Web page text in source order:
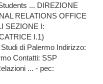
... DIREZIONE
RELATIONS OFFICE
SEZIONE I:
I.1)
di Palermo Indirizzo:
Contatti: SSP
... - pec: